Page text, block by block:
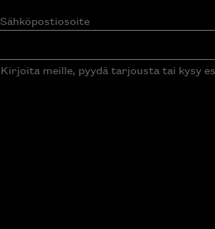
Sähköpostiosoite(Pakollinen)
Kirjoita